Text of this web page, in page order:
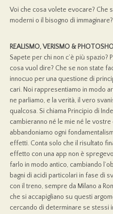
Voi che cosa volete evocare? Che
moderni o il bisogno di immaginare?
REALISMO, VERISMO &
Sapete per chi non c’è più spazio?
cosa vuol dire? Che se non state
innocuo per una questione di
cari. Noi rappresentiamo in modo
ne parliamo, e la verità, il vero
qualcosa. Si chiama Principio di
cambieranno né le mie né le vostre
abbandoniamo ogni
effetti. Conta solo che il risultato
effetto con una app non è
farlo in modo antico, cambiando
bagni di acidi particolari in fase di
con il treno, sempre da Milano a
che si accapigliano su questi
cercando di determinare se stessi